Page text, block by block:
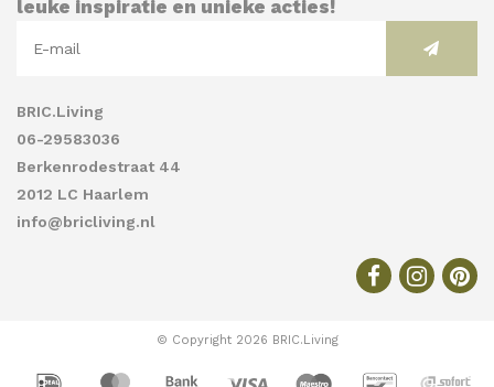
leuke inspiratie en unieke acties!
BRIC.Living
06-29583036
Berkenrodestraat 44
2012 LC Haarlem
info@bricliving.nl
© Copyright 2026 BRIC.Living